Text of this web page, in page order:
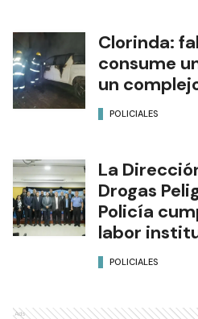
Clorinda:
consume
un
POLICIALES
La
Drogas
Policía
labor
POLICIALES
Ads